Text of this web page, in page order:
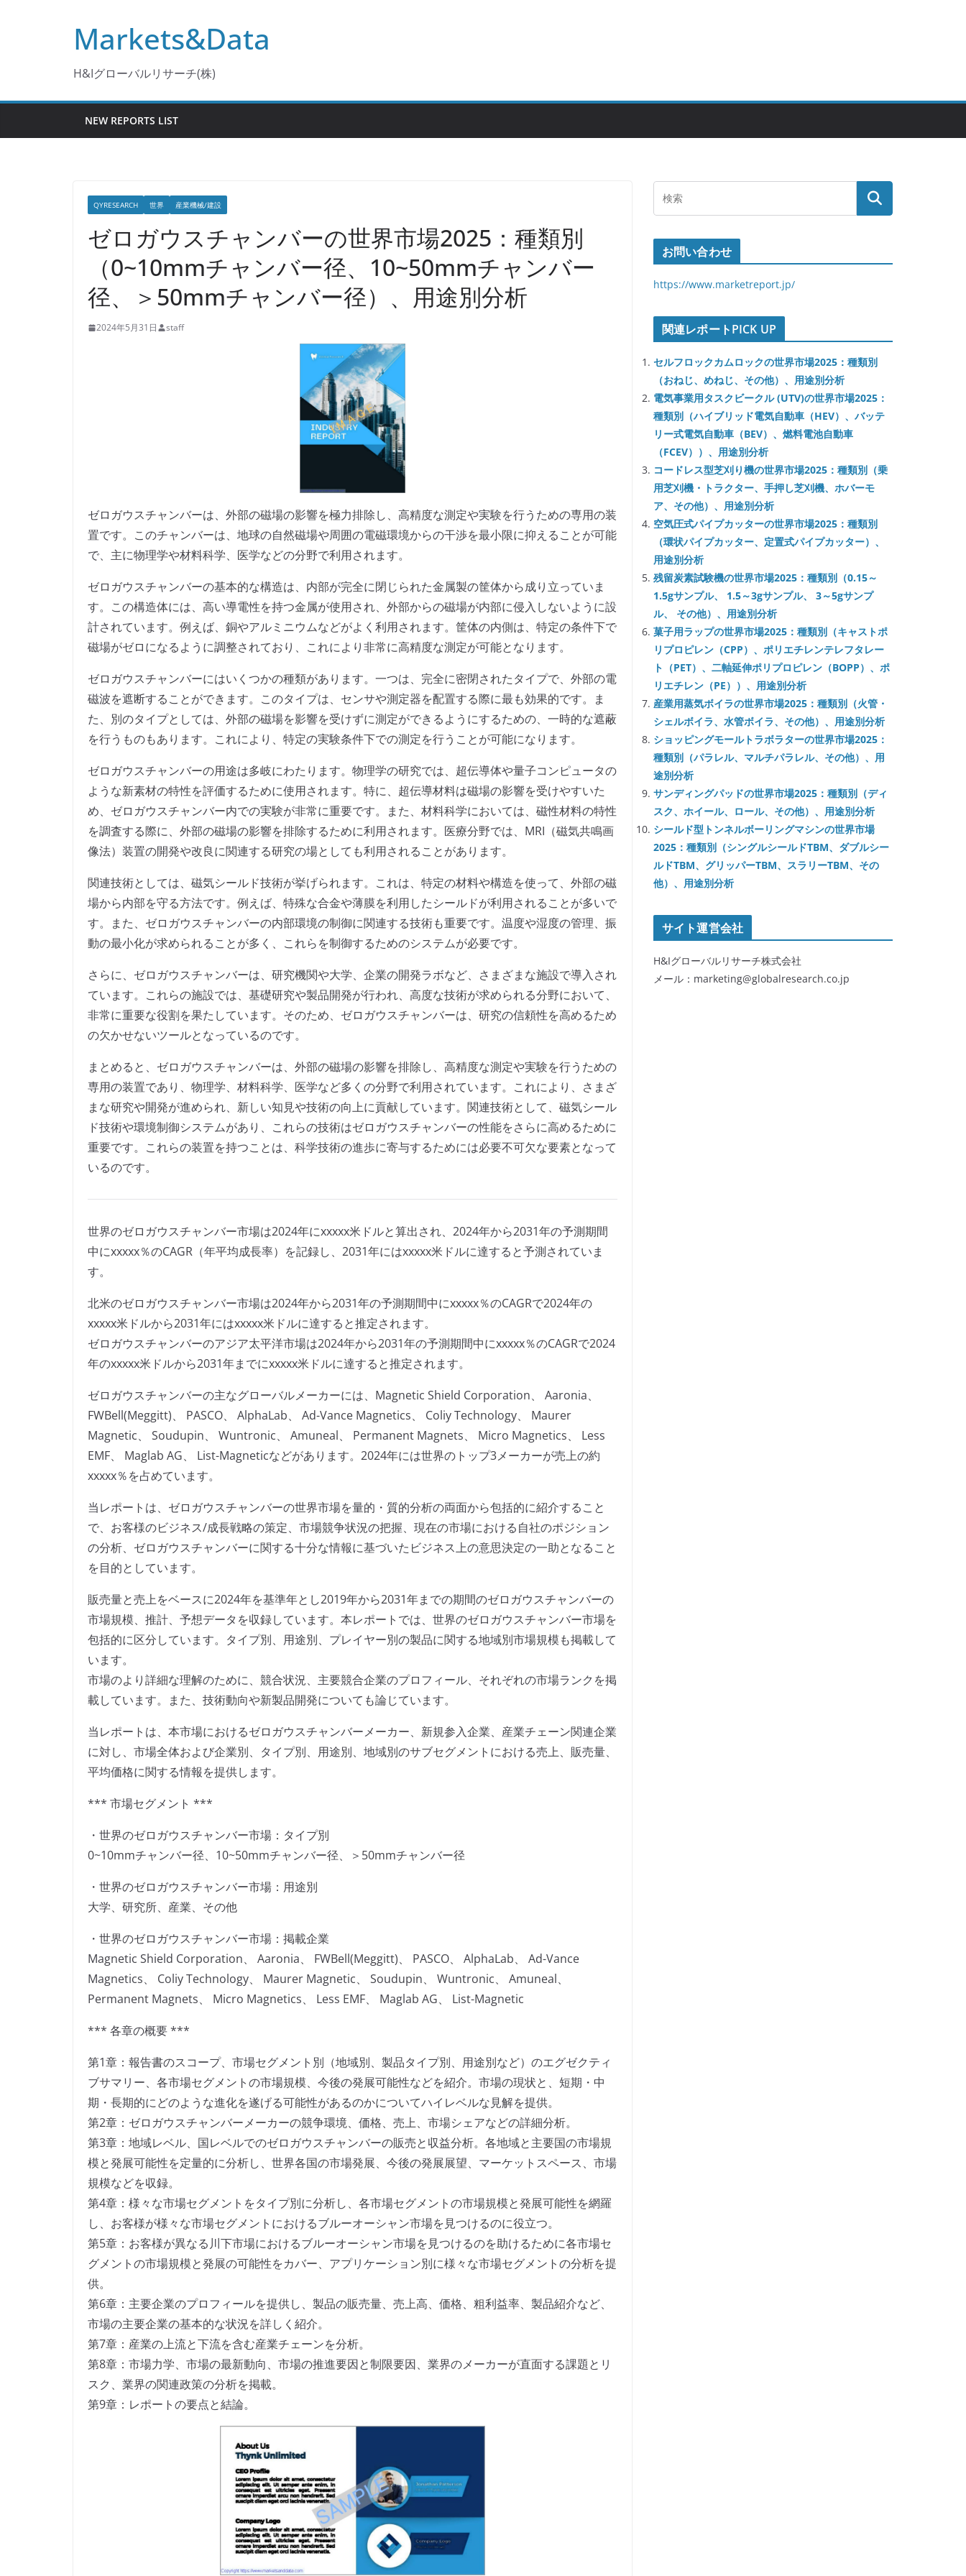
Markets&Data
H&Iグローバルリサーチ(株)
NEW REPORTS LIST
QYRESEARCH 世界 産業機械/建設
ゼロガウスチャンバーの世界市場2025：種類別
（0~10mmチャンバー径、10~50mmチャンバー
径、＞50mmチャンバー径）、用途別分析
2024年5月31日 staff
ゼロガウスチャンバーは、外部の磁場の影響を極力排除し、高精度な測定や実験を行うための専用の装
置です。このチャンバーは、地球の自然磁場や周囲の電磁環境からの干渉を最小限に抑えることが可能
で、主に物理学や材料科学、医学などの分野で利用されます。
ゼロガウスチャンバーの基本的な構造は、内部が完全に閉じられた金属製の筐体から成り立っていま
す。この構造体には、高い導電性を持つ金属が使用され、外部からの磁場が内部に侵入しないように設
計されています。例えば、銅やアルミニウムなどがよく利用されます。筐体の内側は、特定の条件下で
磁場がゼロになるように調整されており、これにより非常に高精度な測定が可能となります。
ゼロガウスチャンバーにはいくつかの種類があります。一つは、完全に密閉されたタイプで、外部の電
磁波を遮断することができます。このタイプは、センサや測定器を配置する際に最も効果的です。ま
た、別のタイプとしては、外部の磁場を影響を受けずに測定ができるようにするための、一時的な遮蔽
を行うものもあります。これにより、特定の実験条件下での測定を行うことが可能になります。
ゼロガウスチャンバーの用途は多岐にわたります。物理学の研究では、超伝導体や量子コンピュータの
ような新素材の特性を評価するために使用されます。特に、超伝導材料は磁場の影響を受けやすいた
め、ゼロガウスチャンバー内での実験が非常に重要です。また、材料科学においては、磁性材料の特性
を調査する際に、外部の磁場の影響を排除するために利用されます。医療分野では、MRI（磁気共鳴画
像法）装置の開発や改良に関連する研究の場としても利用されることがあります。
関連技術としては、磁気シールド技術が挙げられます。これは、特定の材料や構造を使って、外部の磁
場から内部を守る方法です。例えば、特殊な合金や薄膜を利用したシールドが利用されることが多いで
す。また、ゼロガウスチャンバーの内部環境の制御に関連する技術も重要です。温度や湿度の管理、振
動の最小化が求められることが多く、これらを制御するためのシステムが必要です。
さらに、ゼロガウスチャンバーは、研究機関や大学、企業の開発ラボなど、さまざまな施設で導入され
ています。これらの施設では、基礎研究や製品開発が行われ、高度な技術が求められる分野において、
非常に重要な役割を果たしています。そのため、ゼロガウスチャンバーは、研究の信頼性を高めるため
の欠かせないツールとなっているのです。
まとめると、ゼロガウスチャンバーは、外部の磁場の影響を排除し、高精度な測定や実験を行うための
専用の装置であり、物理学、材料科学、医学など多くの分野で利用されています。これにより、さまざ
まな研究や開発が進められ、新しい知見や技術の向上に貢献しています。関連技術として、磁気シール
ド技術や環境制御システムがあり、これらの技術はゼロガウスチャンバーの性能をさらに高めるために
重要です。これらの装置を持つことは、科学技術の進歩に寄与するためには必要不可欠な要素となって
いるのです。
世界のゼロガウスチャンバー市場は2024年にxxxxx米ドルと算出され、2024年から2031年の予測期間
中にxxxxx％のCAGR（年平均成長率）を記録し、2031年にはxxxxx米ドルに達すると予測されていま
す。
北米のゼロガウスチャンバー市場は2024年から2031年の予測期間中にxxxxx％のCAGRで2024年の
xxxxx米ドルから2031年にはxxxxx米ドルに達すると推定されます。
ゼロガウスチャンバーのアジア太平洋市場は2024年から2031年の予測期間中にxxxxx％のCAGRで2024
年のxxxxx米ドルから2031年までにxxxxx米ドルに達すると推定されます。
ゼロガウスチャンバーの主なグローバルメーカーには、Magnetic Shield Corporation、 Aaronia、
FWBell(Meggitt)、 PASCO、 AlphaLab、 Ad-Vance Magnetics、 Coliy Technology、 Maurer
Magnetic、 Soudupin、 Wuntronic、 Amuneal、 Permanent Magnets、 Micro Magnetics、 Less
EMF、 Maglab AG、 List-Magneticなどがあります。2024年には世界のトップ3メーカーが売上の約
xxxxx％を占めています。
当レポートは、ゼロガウスチャンバーの世界市場を量的・質的分析の両面から包括的に紹介すること
で、お客様のビジネス/成長戦略の策定、市場競争状況の把握、現在の市場における自社のポジション
の分析、ゼロガウスチャンバーに関する十分な情報に基づいたビジネス上の意思決定の一助となること
を目的としています。
販売量と売上をベースに2024年を基準年とし2019年から2031年までの期間のゼロガウスチャンバーの
市場規模、推計、予想データを収録しています。本レポートでは、世界のゼロガウスチャンバー市場を
包括的に区分しています。タイプ別、用途別、プレイヤー別の製品に関する地域別市場規模も掲載して
います。
市場のより詳細な理解のために、競合状況、主要競合企業のプロフィール、それぞれの市場ランクを掲
載しています。また、技術動向や新製品開発についても論じています。
当レポートは、本市場におけるゼロガウスチャンバーメーカー、新規参入企業、産業チェーン関連企業
に対し、市場全体および企業別、タイプ別、用途別、地域別のサブセグメントにおける売上、販売量、
平均価格に関する情報を提供します。
*** 市場セグメント ***
・世界のゼロガウスチャンバー市場：タイプ別
0~10mmチャンバー径、10~50mmチャンバー径、＞50mmチャンバー径
・世界のゼロガウスチャンバー市場：用途別
大学、研究所、産業、その他
・世界のゼロガウスチャンバー市場：掲載企業
Magnetic Shield Corporation、 Aaronia、 FWBell(Meggitt)、 PASCO、 AlphaLab、 Ad-Vance
Magnetics、 Coliy Technology、 Maurer Magnetic、 Soudupin、 Wuntronic、 Amuneal、
Permanent Magnets、 Micro Magnetics、 Less EMF、 Maglab AG、 List-Magnetic
*** 各章の概要 ***
第1章：報告書のスコープ、市場セグメント別（地域別、製品タイプ別、用途別など）のエグゼクティ
ブサマリー、各市場セグメントの市場規模、今後の発展可能性などを紹介。市場の現状と、短期・中
期・長期的にどのような進化を遂げる可能性があるのかについてハイレベルな見解を提供。
第2章：ゼロガウスチャンバーメーカーの競争環境、価格、売上、市場シェアなどの詳細分析。
第3章：地域レベル、国レベルでのゼロガウスチャンバーの販売と収益分析。各地域と主要国の市場規
模と発展可能性を定量的に分析し、世界各国の市場発展、今後の発展展望、マーケットスペース、市場
規模などを収録。
第4章：様々な市場セグメントをタイプ別に分析し、各市場セグメントの市場規模と発展可能性を網羅
し、お客様が様々な市場セグメントにおけるブルーオーシャン市場を見つけるのに役立つ。
第5章：お客様が異なる川下市場におけるブルーオーシャン市場を見つけるのを助けるために各市場セ
グメントの市場規模と発展の可能性をカバー、アプリケーション別に様々な市場セグメントの分析を提
供。
第6章：主要企業のプロフィールを提供し、製品の販売量、売上高、価格、粗利益率、製品紹介など、
市場の主要企業の基本的な状況を詳しく紹介。
第7章：産業の上流と下流を含む産業チェーンを分析。
第8章：市場力学、市場の最新動向、市場の推進要因と制限要因、業界のメーカーが直面する課題とリ
スク、業界の関連政策の分析を掲載。
第9章：レポートの要点と結論。
お問い合わせ
https://www.marketreport.jp/
関連レポートPICK UP
セルフロックカムロックの世界市場2025：種類別
（おねじ、めねじ、その他）、用途別分析
電気事業用タスクビークル (UTV)の世界市場2025：
種類別（ハイブリッド電気自動車（HEV）、バッテ
リー式電気自動車（BEV）、燃料電池自動車
（FCEV））、用途別分析
コードレス型芝刈り機の世界市場2025：種類別（乗
用芝刈機・トラクター、手押し芝刈機、ホバーモ
ア、その他）、用途別分析
空気圧式パイプカッターの世界市場2025：種類別
（環状パイプカッター、定置式パイプカッター）、
用途別分析
残留炭素試験機の世界市場2025：種類別（0.15～
1.5gサンプル、 1.5～3gサンプル、 3～5gサンプ
ル、 その他）、用途別分析
菓子用ラップの世界市場2025：種類別（キャストポ
リプロピレン（CPP）、ポリエチレンテレフタレー
ト（PET）、二軸延伸ポリプロピレン（BOPP）、ポ
リエチレン（PE））、用途別分析
産業用蒸気ボイラの世界市場2025：種類別（火管・
シェルボイラ、水管ボイラ、その他）、用途別分析
ショッピングモールトラボラターの世界市場2025：
種類別（パラレル、マルチパラレル、その他）、用
途別分析
サンディングパッドの世界市場2025：種類別（ディ
スク、ホイール、ロール、その他）、用途別分析
シールド型トンネルボーリングマシンの世界市場
2025：種類別（シングルシールドTBM、ダブルシー
ルドTBM、グリッパーTBM、スラリーTBM、その
他）、用途別分析
サイト運営会社
H&Iグローバルリサーチ株式会社
メール：marketing@globalresearch.co.jp